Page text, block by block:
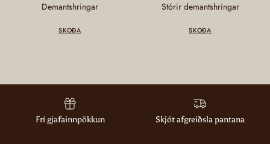
Demantshringar
SKOÐA
Stórir demantshringar
SKOÐA
Frí gjafainnpökkun Skjót afgreiðsla pantana